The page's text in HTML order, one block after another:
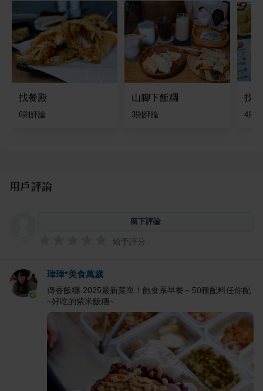
找餐殿
6則評論
山腳下飯糰
3則評論
找餐
4則
用戶評論
留下評論
給予評分
瑋瑋*美食萬歲
傳香飯糰-2025最新菜單！飽食系早餐～50種配料任你配
~好吃的紫米飯糰~